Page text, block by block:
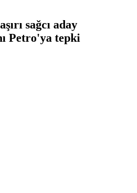
sağcı aday
Petro'ya tepki